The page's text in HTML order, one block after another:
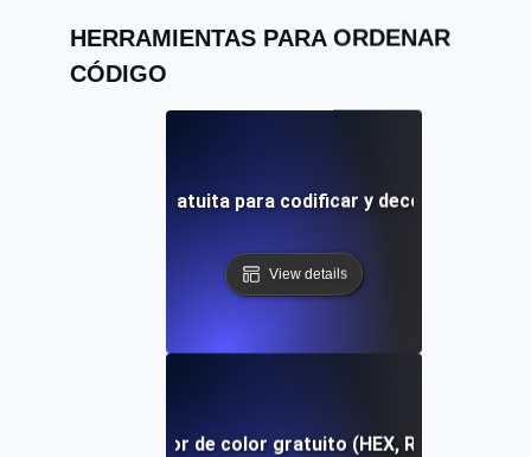
HERRAMIENTAS PARA ORDENAR
CÓDIGO
Herramienta gratuita para codificar y decodificar
View details
Conversor de color gratuito (HEX, RGB, HSL)